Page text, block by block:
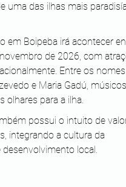
uma das ilhas mais
em Boipeba irá acontecer
de 2026, com
Entre os
e Maria Gadú,
olhares para a ilha.
possui o intuito de
integrando a cultura da
local.